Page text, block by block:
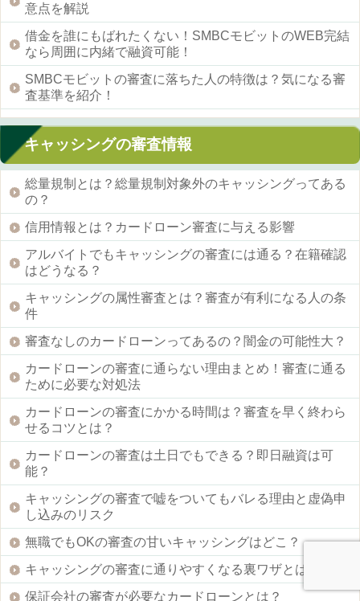
意点を解説
借金を誰にもばれたくない！SMBCモビットのWEB完結
なら周囲に内緒で融資可能！
SMBCモビットの審査に落ちた人の特徴は？気になる審
査基準を紹介！
キャッシングの審査情報
総量規制とは？総量規制対象外のキャッシングってある
の？
信用情報とは？カードローン審査に与える影響
アルバイトでもキャッシングの審査には通る？在籍確認
はどうなる？
キャッシングの属性審査とは？審査が有利になる人の条
件
審査なしのカードローンってあるの？闇金の可能性大？
カードローンの審査に通らない理由まとめ！審査に通る
ために必要な対処法
カードローンの審査にかかる時間は？審査を早く終わら
せるコツとは？
カードローンの審査は土日でもできる？即日融資は可
能？
キャッシングの審査で嘘をついてもバレる理由と虚偽申
し込みのリスク
無職でもOKの審査の甘いキャッシングはどこ？
キャッシングの審査に通りやすくなる裏ワザとは？
保証会社の審査が必要なカードローンとは？